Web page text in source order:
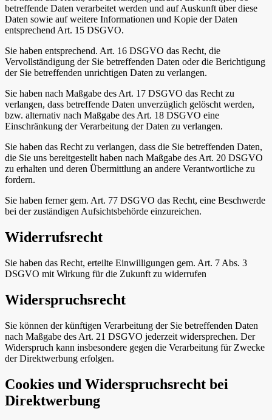
betreffende Daten verarbeitet werden und auf Auskunft über diese
Daten sowie auf weitere Informationen und Kopie der Daten
entsprechend Art. 15 DSGVO.
Sie haben entsprechend. Art. 16 DSGVO das Recht, die
Vervollständigung der Sie betreffenden Daten oder die Berichtigung
der Sie betreffenden unrichtigen Daten zu verlangen.
Sie haben nach Maßgabe des Art. 17 DSGVO das Recht zu
verlangen, dass betreffende Daten unverzüglich gelöscht werden,
bzw. alternativ nach Maßgabe des Art. 18 DSGVO eine
Einschränkung der Verarbeitung der Daten zu verlangen.
Sie haben das Recht zu verlangen, dass die Sie betreffenden Daten,
die Sie uns bereitgestellt haben nach Maßgabe des Art. 20 DSGVO
zu erhalten und deren Übermittlung an andere Verantwortliche zu
fordern.
Sie haben ferner gem. Art. 77 DSGVO das Recht, eine Beschwerde
bei der zuständigen Aufsichtsbehörde einzureichen.
Widerrufsrecht
Sie haben das Recht, erteilte Einwilligungen gem. Art. 7 Abs. 3
DSGVO mit Wirkung für die Zukunft zu widerrufen
Widerspruchsrecht
Sie können der künftigen Verarbeitung der Sie betreffenden Daten
nach Maßgabe des Art. 21 DSGVO jederzeit widersprechen. Der
Widerspruch kann insbesondere gegen die Verarbeitung für Zwecke
der Direktwerbung erfolgen.
Cookies und Widerspruchsrecht bei
Direktwerbung